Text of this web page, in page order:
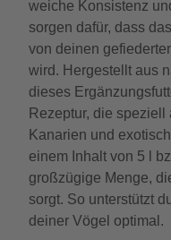
weiche Konsistenz
sorgen dafür, dass
von deinen
wird. Hergestellt aus
dieses
Rezeptur, die
Kanarien und
einem Inhalt von 5 l
großzügige Menge,
sorgt. So unterstützt
deiner Vögel optimal.